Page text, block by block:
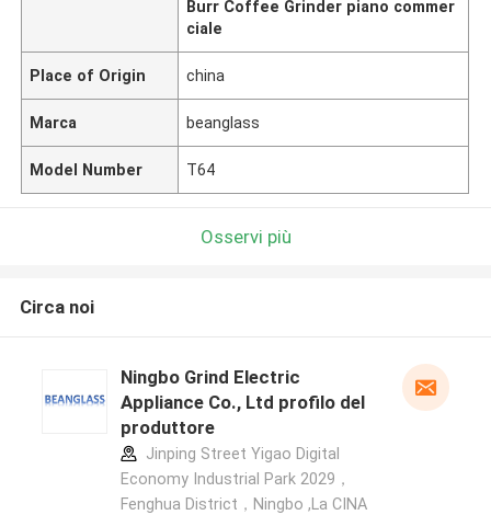
Burr Coffee Grinder piano commer
ciale
Place of Origin china
Marca beanglass
Model Number T64
Osservi più
Circa noi
Ningbo Grind Electric
Appliance Co., Ltd profilo del
produttore
Jinping Street Yigao Digital
Economy Industrial Park 2029，
Fenghua District，Ningbo ,La CINA